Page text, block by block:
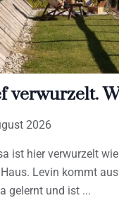
verwurzelt.
2026
ist hier verwurzelt
Levin kommt
gelernt und ist